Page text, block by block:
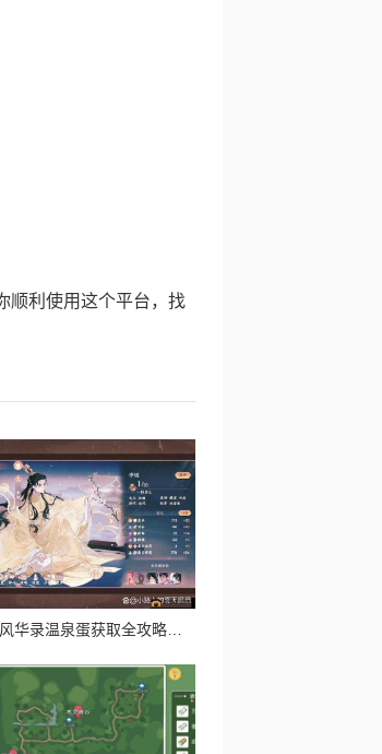
顺利使用这个平台，找
忘川风华录温泉蛋获取全攻略！这5种方式让你暴击收藏季必备！